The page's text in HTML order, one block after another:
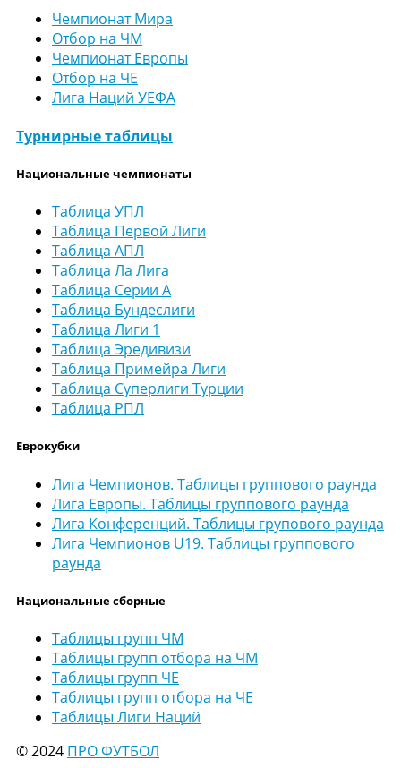
Чемпионат Мира
Отбор на ЧМ
Чемпионат Европы
Отбор на ЧЕ
Лига Наций УЕФА
Турнирные таблицы
Национальные чемпионаты
Таблица УПЛ
Таблица Первой Лиги
Таблица АПЛ
Таблица Ла Лига
Таблица Серии А
Таблица Бундеслиги
Таблица Лиги 1
Таблица Эредивизи
Таблица Примейра Лиги
Таблица Суперлиги Турции
Таблица РПЛ
Еврокубки
Лига Чемпионов. Таблицы группового раунда
Лига Европы. Таблицы группового раунда
Лига Конференций. Таблицы групового раунда
Лига Чемпионов U19. Таблицы группового
раунда
Национальные сборные
Таблицы групп ЧМ
Таблицы групп отбора на ЧМ
Таблицы групп ЧЕ
Таблицы групп отбора на ЧЕ
Таблицы Лиги Наций
© 2024 ПРО ФУТБОЛ